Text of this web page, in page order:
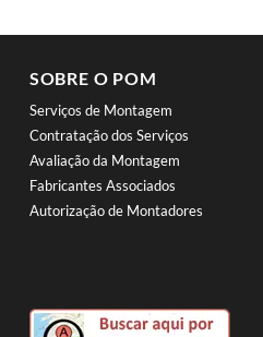
SOBRE O POM
Serviços de Montagem
Contratação dos Serviços
Avaliação da Montagem
Fabricantes Associados
Autorização de Montadores